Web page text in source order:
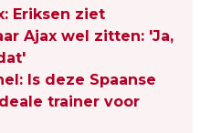
Eriksen ziet
Ajax wel zitten: 'Ja,
Is deze Spaanse
trainer voor